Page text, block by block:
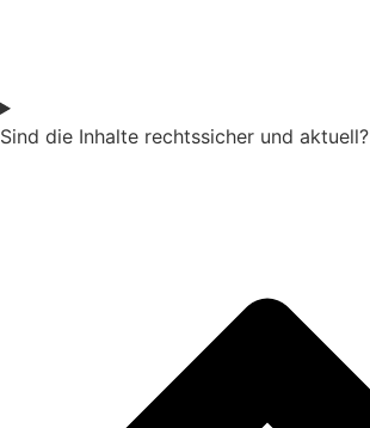
Sind die Inhalte rechtssicher und aktuell?